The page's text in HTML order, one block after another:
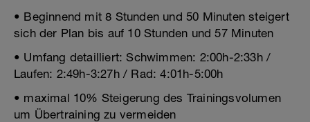
• Beginnend mit 8 Stunden und 50 Minuten steigert
sich der Plan bis auf 10 Stunden und 57 Minuten
• Umfang detailliert: Schwimmen: 2:00h-2:33h /
Laufen: 2:49h-3:27h / Rad: 4:01h-5:00h
• maximal 10% Steigerung des Trainingsvolumen
um Übertraining zu vermeiden